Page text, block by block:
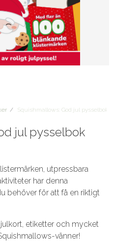
Squishmallows: God jul pysselbok
jul pysselbok
utpressbara
har denna
behöver för att få en riktigt
etiketter och mycket
vänner!